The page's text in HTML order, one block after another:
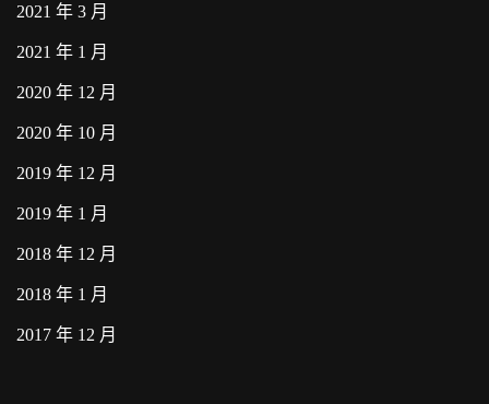
2021 年 3 月
2021 年 1 月
2020 年 12 月
2020 年 10 月
2019 年 12 月
2019 年 1 月
2018 年 12 月
2018 年 1 月
2017 年 12 月